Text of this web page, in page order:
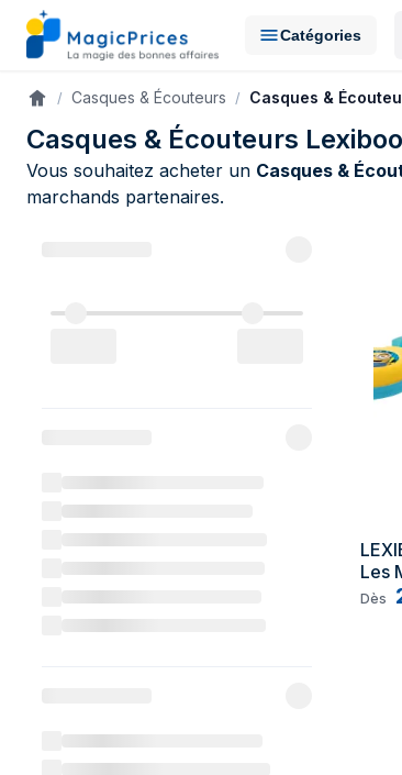
Catégories
AccueilCasques & Écouteurs Casques &
Casques & Écouteurs
Vous souhaitez acheter un Casques &
marchands partenaires.
Les
Dès